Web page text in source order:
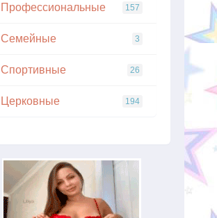
Профессиональные 157
Семейные 3
Спортивные 26
Церковные 194